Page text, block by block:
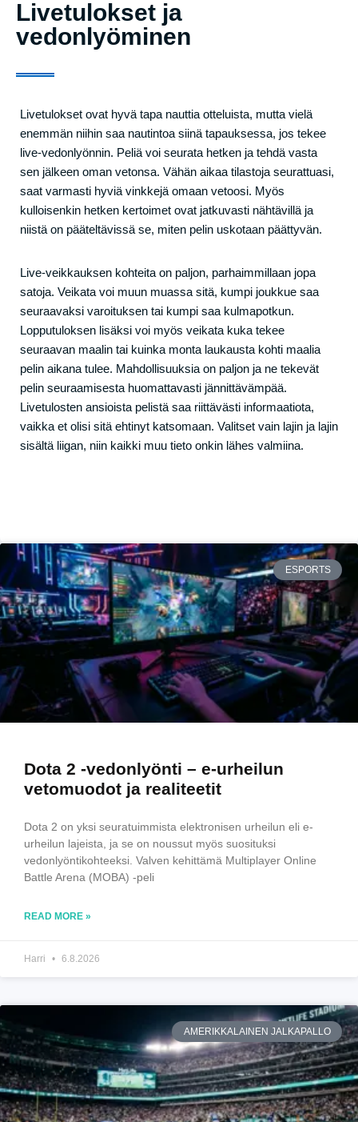
Livetulokset ja
vedonlyöminen
Livetulokset ovat hyvä tapa nauttia otteluista, mutta vielä
enemmän niihin saa nautintoa siinä tapauksessa, jos tekee
live-vedonlyönnin. Peliä voi seurata hetken ja tehdä vasta
sen jälkeen oman vetonsa. Vähän aikaa tilastoja seurattuasi,
saat varmasti hyviä vinkkejä omaan vetoosi. Myös
kulloisenkin hetken kertoimet ovat jatkuvasti nähtävillä ja
niistä on pääteltävissä se, miten pelin uskotaan päättyvän.
Live-veikkauksen kohteita on paljon, parhaimmillaan jopa
satoja. Veikata voi muun muassa sitä, kumpi joukkue saa
seuraavaksi varoituksen tai kumpi saa kulmapotkun.
Lopputuloksen lisäksi voi myös veikata kuka tekee
seuraavan maalin tai kuinka monta laukausta kohti maalia
pelin aikana tulee. Mahdollisuuksia on paljon ja ne tekevät
pelin seuraamisesta huomattavasti jännittävämpää.
Livetulosten ansioista pelistä saa riittävästi informaatiota,
vaikka et olisi sitä ehtinyt katsomaan. Valitset vain lajin ja lajin
sisältä liigan, niin kaikki muu tieto onkin lähes valmiina.
ESPORTS
Dota 2 -vedonlyönti – e-urheilun
vetomuodot ja realiteetit
Dota 2 on yksi seuratuimmista elektronisen urheilun eli e-
urheilun lajeista, ja se on noussut myös suosituksi
vedonlyöntikohteeksi. Valven kehittämä Multiplayer Online
Battle Arena (MOBA) -peli
READ MORE »
Harri 6.8.2026
AMERIKKALAINEN JALKAPALLO